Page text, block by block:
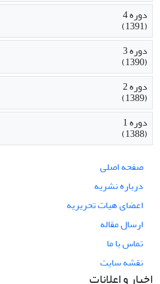
دوره 4
(1391)
دوره 3
(1390)
دوره 2
(1389)
دوره 1
(1388)
صفحه اصلی
درباره نشریه
اعضای هیات تحریریه
ارسال مقاله
تماس با ما
نقشه سایت
اخبار و اعلانات